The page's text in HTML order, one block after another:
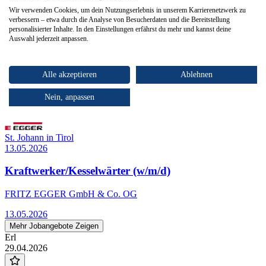
26.06.2026
Top Arbeitgeber
Niederndorf
Werkstudent (m/w/d) Wirtschaftsingenieurwesen
BORA Vertriebs GmbH & Co. KG
St. Johann in Tirol
13.05.2026
Kraftwerker/Kesselwärter (w/m/d)
FRITZ EGGER GmbH & Co. OG
13.05.2026
Mehr Jobangebote Zeigen
Erl
29.04.2026
Wir verwenden Cookies, um dein Nutzungserlebnis in unserem Karrierenetzwerk zu
verbessern – etwa durch die Analyse von Besucherdaten und die Bereitstellung
personalisierter Inhalte. In den Einstellungen erfährst du mehr und kannst deine
Auswahl jederzeit anpassen.
Alle akzeptieren Ablehnen
Nein, anpassen